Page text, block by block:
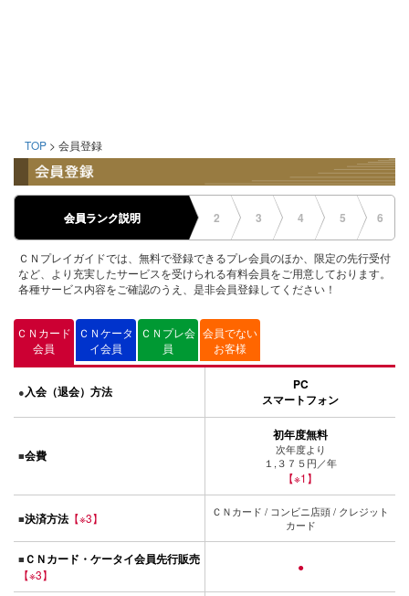
TOP > 会員登録
会員ランク説明 2 3 4 5 6
ＣＮプレイガイドでは、無料で登録できるプレ会員のほか、限定の先行受付
など、より充実したサービスを受けられる有料会員をご用意しております。
各種サービス内容をご確認のうえ、是非会員登録してください！
ＣＮカード
会員
ＣＮケータ
イ会員
ＣＮプレ会
員
会員でない
お客様
●入会（退会）方法
PC
スマートフォン
■会費
初年度無料
次年度より
１,３７５円／年
【※1】
■決済方法 【※3】
ＣＮカード / コンビニ店頭 / クレジット
カード
■ＣＮカード・ケータイ会員先行販売
【※3】
●